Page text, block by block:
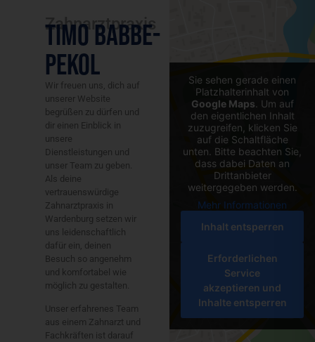
Zahnarztpraxis
Timo Babbe-
Pekol
Wir freuen uns, dich auf
unserer Website
begrüßen zu dürfen und
dir einen Einblick in
unsere
Dienstleistungen und
unser Team zu geben.
Als deine
vertrauenswürdige
Zahnarztpraxis in
Wardenburg setzen wir
uns leidenschaftlich
dafür ein, deinen
Besuch so angenehm
und komfortabel wie
möglich zu gestalten.
Unser erfahrenes Team
aus einem Zahnarzt und
Fachkräften ist darauf
Sie sehen gerade einen
Platzhalterinhalt von
Google Maps . Um auf
den eigentlichen Inhalt
zuzugreifen, klicken Sie
auf die Schaltfläche
unten. Bitte beachten Sie,
dass dabei Daten an
Drittanbieter
weitergegeben werden.
Mehr Informationen
Inhalt entsperren
Erforderlichen
Service
akzeptieren und
Inhalte entsperren